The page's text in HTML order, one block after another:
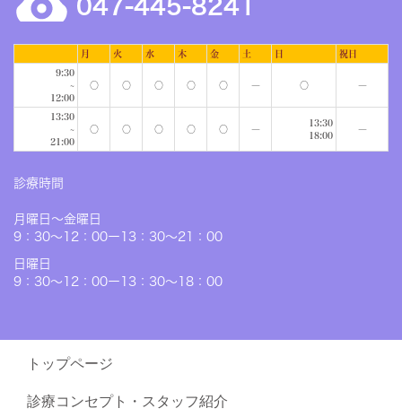
047-445-8241
月 火 水 木 金 土 日 祝日
9:30
~
12:00
○ ○ ○ ○ ○ ― ○ ―
13:30
~
21:00
○ ○ ○ ○ ○ ―
13:30
18:00
―
診療時間
月曜日〜金曜日
9：30～12：00ー13：30～21：00
日曜日
9：30～12：00ー13：30～18：00
トップページ
診療コンセプト・スタッフ紹介